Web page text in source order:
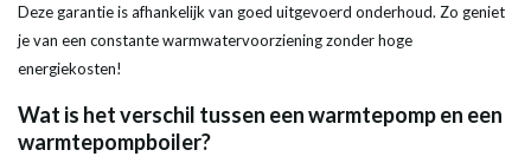
Deze garantieis afhankelijk van goed uitgevoerd onderhoud. Zo geniet
je van een constante warmwatervoorziening zonder hoge
energiekosten!
Wat is het verschil tussen eenwarmtepompen een
warmtepompboiler?